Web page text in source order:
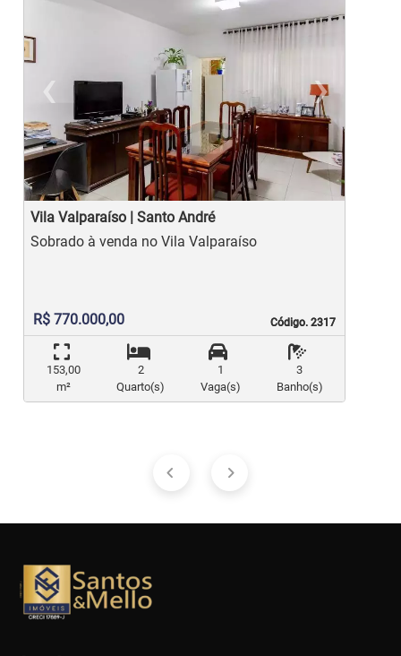
‹
Previous
›
Vila Valparaíso | Santo André
Código. 2317
Código. 2317
Sobrado à venda no Vila Valparaíso
R$ 770.000,00
153,00
m²
2
Quarto(s)
1
Vaga(s)
3
Banho(s)